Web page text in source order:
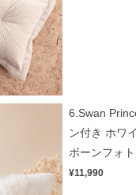
6.Swan
ン付き ホワ
ボーンフォ
¥11,990